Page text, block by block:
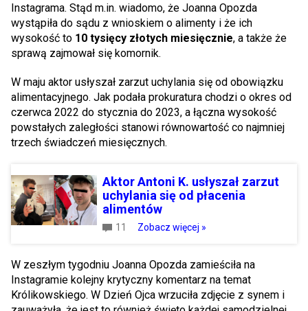
Instagrama. Stąd m.in. wiadomo, że Joanna Opozda
wystąpiła do sądu z wnioskiem o alimenty i że ich
wysokość to 10 tysięcy złotych miesięcznie, a także że
sprawą zajmował się komornik.
W maju aktor usłyszał zarzut uchylania się od obowiązku
alimentacyjnego. Jak podała prokuratura chodzi o okres od
czerwca 2022 do stycznia do 2023, a łączna wysokość
powstałych zaległości stanowi równowartość co najmniej
trzech świadczeń miesięcznych.
Aktor Antoni K. usłyszał zarzut
uchylania się od płacenia
alimentów
11 Zobacz więcej »
W zeszłym tygodniu Joanna Opozda zamieściła na
Instagramie kolejny krytyczny komentarz na temat
Królikowskiego. W Dzień Ojca wrzuciła zdjęcie z synem i